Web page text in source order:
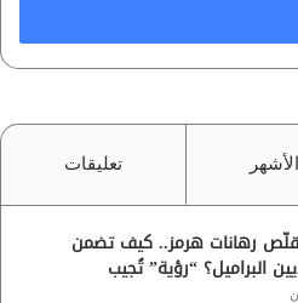
الأشهر تعليقات
تقلّص رهانات هرمز.. كيف تضمن
البراميل؟ “رؤية” تُجيب